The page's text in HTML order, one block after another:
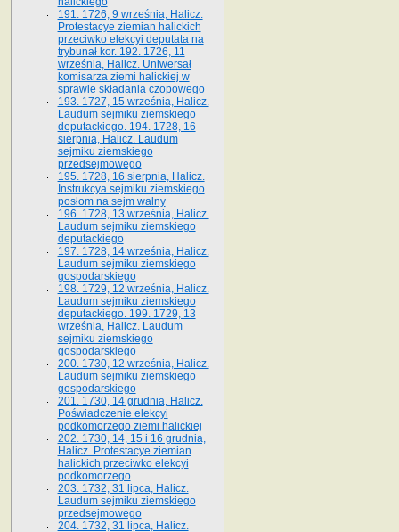
191. 1726, 9 września, Halicz.
Protestacye ziemian halickich
przeciwko elekcyi deputata na
trybunał kor. 192. 1726, 11
września, Halicz. Uniwersał
komisarza ziemi halickiej w
sprawie składania czopowego
193. 1727, 15 września, Halicz.
Laudum sejmiku ziemskiego
deputackiego. 194. 1728, 16
sierpnia, Halicz. Laudum
sejmiku ziemskiego
przedsejmowego
195. 1728, 16 sierpnia, Halicz.
Instrukcya sejmiku ziemskiego
posłom na sejm walny
196. 1728, 13 września, Halicz.
Laudum sejmiku ziemskiego
deputackiego
197. 1728, 14 września, Halicz.
Laudum sejmiku ziemskiego
gospodarskiego
198. 1729, 12 września, Halicz.
Laudum sejmiku ziemskiego
deputackiego. 199. 1729, 13
września, Halicz. Laudum
sejmiku ziemskiego
gospodarskiego
200. 1730, 12 września, Halicz.
Laudum sejmiku ziemskiego
gospodarskiego
201. 1730, 14 grudnia, Halicz.
Poświadczenie elekcyi
podkomorzego ziemi halickiej
202. 1730, 14, 15 i 16 grudnia,
Halicz. Protestacye ziemian
halickich przeciwko elekcyi
podkomorzego
203. 1732, 31 lipca, Halicz.
Laudum sejmiku ziemskiego
przedsejmowego
204. 1732, 31 lipca, Halicz.